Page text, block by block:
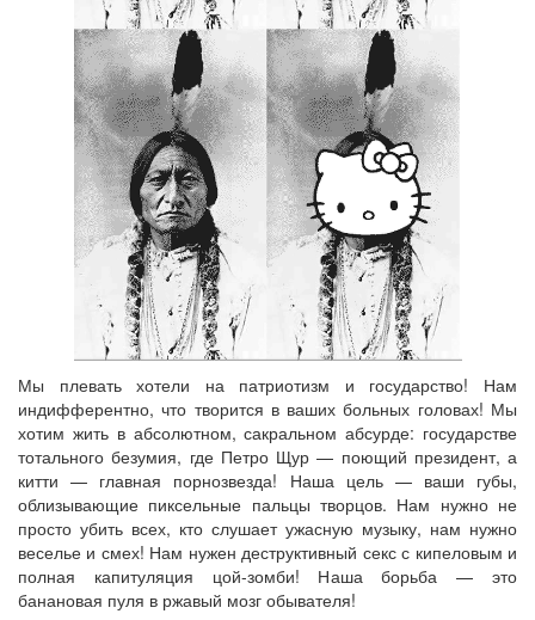
Мы плевать хотели на патриотизм и государство! Нам
индифферентно, что творится в ваших больных головах! Мы
хотим жить в абсолютном, сакральном абсурде: государстве
тотального безумия, где Петро Щур — поющий президент, а
китти — главная порнозвезда! Наша цель — ваши губы,
облизывающие пиксельные пальцы творцов. Нам нужно не
просто убить всех, кто слушает ужасную музыку, нам нужно
веселье и смех! Нам нужен деструктивный секс с кипеловым и
полная капитуляция цой-зомби! Наша борьба — это
банановая пуля в ржавый мозг обывателя!